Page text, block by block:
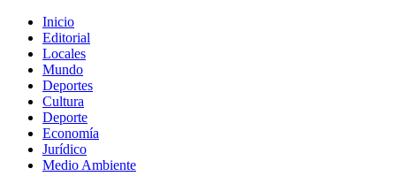
Inicio
Editorial
Locales
Mundo
Deportes
Cultura
Deporte
Economía
Jurídico
Medio Ambiente